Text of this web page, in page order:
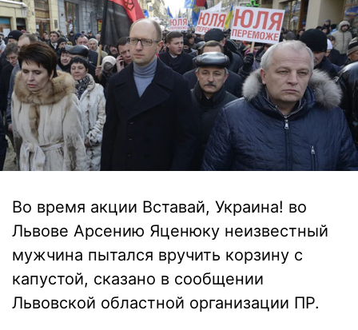
Во время акции Вставай, Украина! во
Львове Арсению Яценюку неизвестный
мужчина пытался вручить корзину с
капустой, сказано в сообщении
Львовской областной организации ПР.